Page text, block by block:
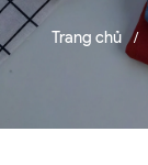
Trang chủ /